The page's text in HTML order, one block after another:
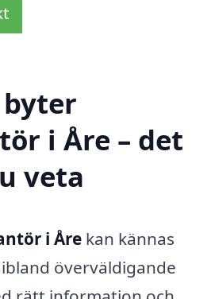
i Åre – det
veta
i Åre kan kännas
överväldigande